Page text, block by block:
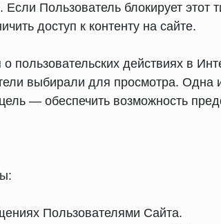
Пользователь блокирует этот
доступ к контенту на сайте.
пользовательских действиях в
выбирали для просмотра. Одна
— обеспечить возможность
Пользователями Сайта.